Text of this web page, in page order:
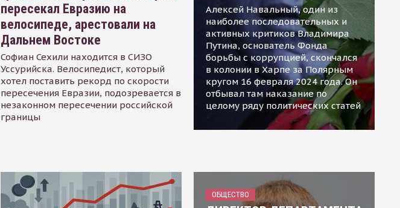
пересекал Евразию на
велосипеде, арестовали на
Дальнем Востоке
Софиан Сехили находится в СИЗО
Уссурийска. Велосипедист, который
хотел поставить рекорд по скорости
пересечения Евразии, подозревается в
незаконном пересечении российской
границы
Алексей Навальный, один из
наиболее последовательных и
активных критиков Владимира
Путина, основатель Фонда
борьбы с коррупцией, скончался
в колонии в Харпе за Полярным
кругом 16 февраля 2024 года. Он
отбывал там наказание по
целому ряду политических статей
ОБЩЕСТВО